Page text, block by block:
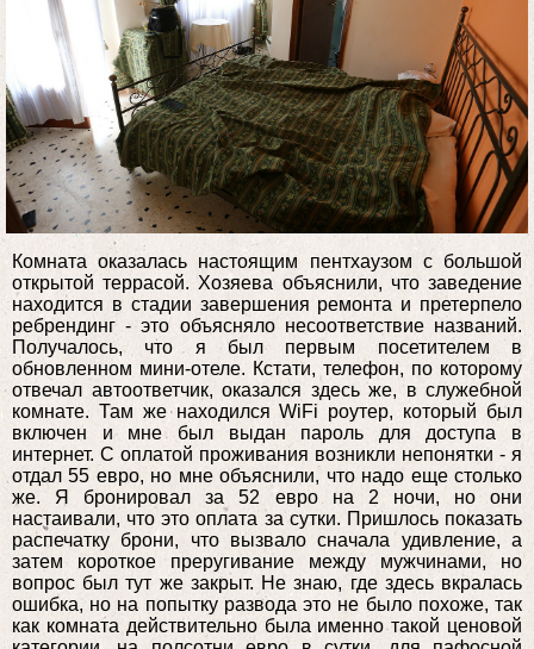
Комната оказалась настоящим пентхаузом с большой
открытой террасой. Хозяева объяснили, что заведение
находится в стадии завершения ремонта и претерпело
ребрендинг - это объясняло несоответствие названий.
Получалось, что я был первым посетителем в
обновленном мини-отеле. Кстати, телефон, по которому
отвечал автоответчик, оказался здесь же, в служебной
комнате. Там же находился WiFi роутер, который был
включен и мне был выдан пароль для доступа в
интернет. С оплатой проживания возникли непонятки - я
отдал 55 евро, но мне объяснили, что надо еще столько
же. Я бронировал за 52 евро на 2 ночи, но они
настаивали, что это оплата за сутки. Пришлось показать
распечатку брони, что вызвало сначала удивление, а
затем короткое преругивание между мужчинами, но
вопрос был тут же закрыт. Не знаю, где здесь вкралась
ошибка, но на попытку развода это не было похоже, так
как комната действительно была именно такой ценовой